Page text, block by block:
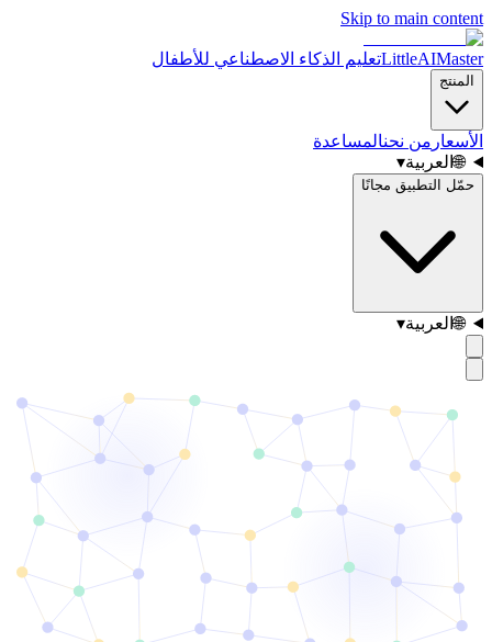
Skip to main content
LittleAIMasterتعليم الذكاء الاصطناعي للأطفال
المنتج
الأسعار من نحنالمساعدة
🌐العربية▾
حمّل التطبيق مجانًا
🌐العربية▾